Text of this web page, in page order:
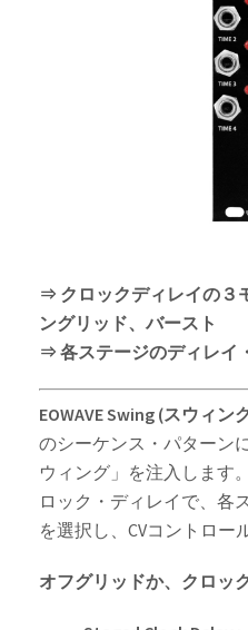
⇒ クロックディレイの
ングリッド、バースト
⇒ 各ステージのディレイ
EOWAVE Swing (スウィン
のシーケンス・パターン
ウィング」を注入します
ロック・ディレイで、各
を選択し、CVコントロー
オフグリッドか、クロッ